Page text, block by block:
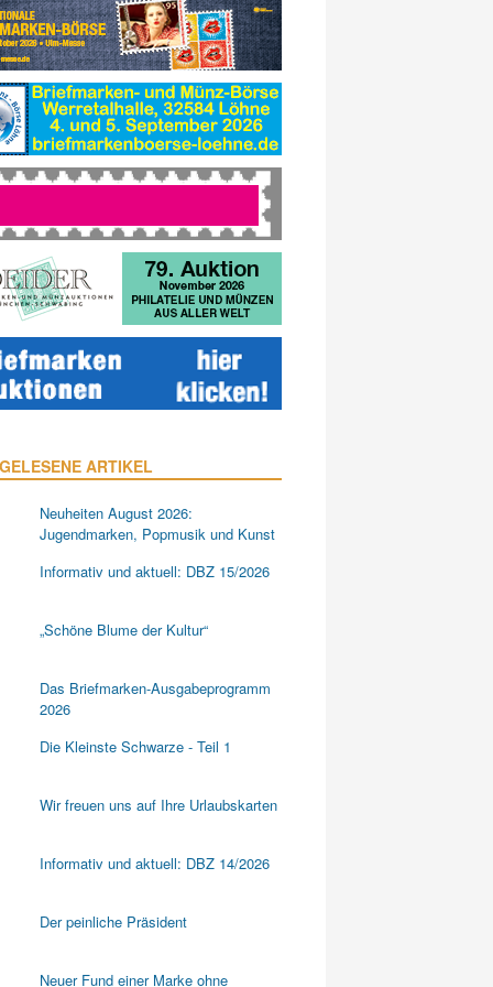
ARTIKEL
Neuheiten August 2026:
Jugendmarken, Popmusik und Kunst
Informativ und aktuell: DBZ 15/2026
„Schöne Blume der Kultur“
Das Briefmarken-Ausgabeprogramm
2026
Die Kleinste Schwarze - Teil 1
Wir freuen uns auf Ihre Urlaubskarten
Informativ und aktuell: DBZ 14/2026
Der peinliche Präsident
Neuer Fund einer Marke ohne